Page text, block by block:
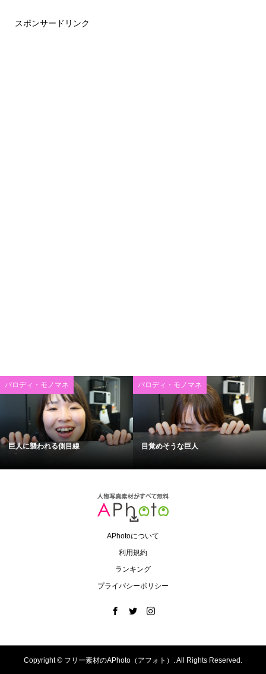
スポンサードリンク
パロディ・モノマネ
巨人に襲われる側目線
パロディ・モノマネ
目覚めそうな巨人
APhotoについて
利用規約
ランキング
プライバシーポリシー
Copyright © フリー素材のAPhoto（アフォト）. All Rights Reserved.